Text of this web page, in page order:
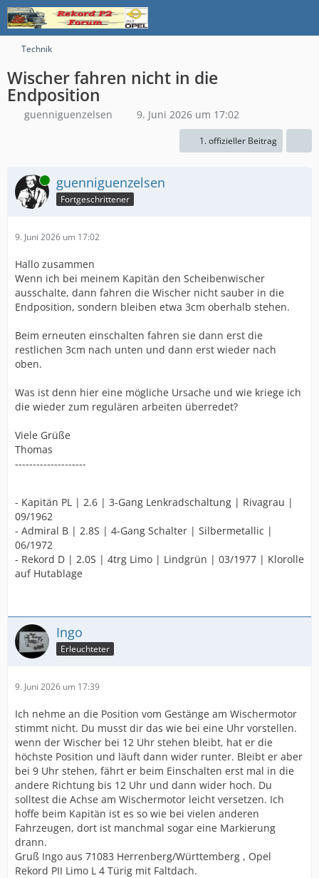
Technik
Wischer fahren nicht in die
Endposition
guenniguenzelsen 9. Juni 2026 um 17:02
1. offizieller Beitrag
Online guenniguenzelsen
Fortgeschrittener
9. Juni 2026 um 17:02
Hallo zusammen
Wenn ich bei meinem Kapitän den Scheibenwischer
ausschalte, dann fahren die Wischer nicht sauber in die
Endposition, sondern bleiben etwa 3cm oberhalb stehen.
Beim erneuten einschalten fahren sie dann erst die
restlichen 3cm nach unten und dann erst wieder nach
oben.
Was ist denn hier eine mögliche Ursache und wie kriege ich
die wieder zum regulären arbeiten überredet?
Viele Grüße
Thomas
--------------------
- Kapitän PL | 2.6 | 3-Gang Lenkradschaltung | Rivagrau |
09/1962
- Admiral B | 2.8S | 4-Gang Schalter | Silbermetallic |
06/1972
- Rekord D | 2.0S | 4trg Limo | Lindgrün | 03/1977 | Klorolle
auf Hutablage
Ingo
Erleuchteter
9. Juni 2026 um 17:39
Ich nehme an die Position vom Gestänge am Wischermotor
stimmt nicht. Du musst dir das wie bei eine Uhr vorstellen.
wenn der Wischer bei 12 Uhr stehen bleibt, hat er die
höchste Position und läuft dann wider runter. Bleibt er aber
bei 9 Uhr stehen, fährt er beim Einschalten erst mal in die
andere Richtung bis 12 Uhr und dann wider hoch. Du
solltest die Achse am Wischermotor leicht versetzen. Ich
hoffe beim Kapitän ist es so wie bei vielen anderen
Fahrzeugen, dort ist manchmal sogar eine Markierung
drann.
Gruß Ingo aus 71083 Herrenberg/Württemberg , Opel
Rekord PII Limo L 4 Türig mit Faltdach.